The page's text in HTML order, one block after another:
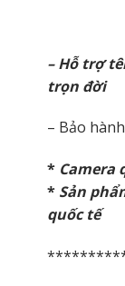
– Hỗ trợ
trọn đời
– Bảo
* Camera
* Sản
quốc tế